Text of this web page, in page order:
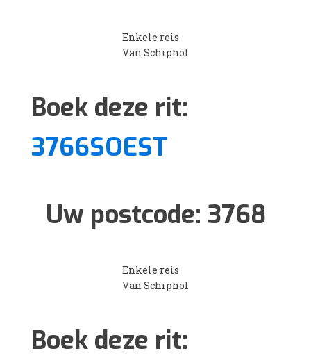
Enkele reis
Van Schiphol
Boek deze rit:
3766SOEST
Uw postcode: 3768
Enkele reis
Van Schiphol
Boek deze rit: